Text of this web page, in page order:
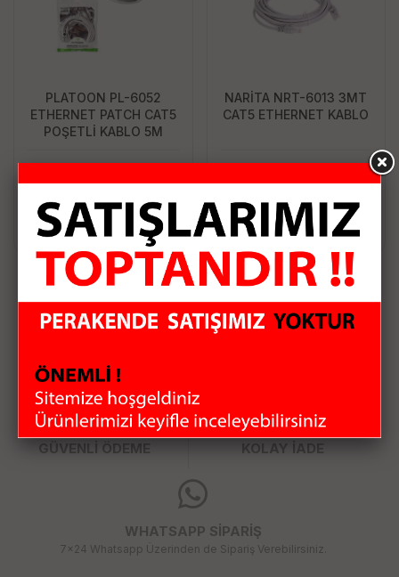
PLATOON PL-6052
ETHERNET PATCH CAT5
POŞETLİ KABLO 5M
47.75 TL
Sepete Ekle
NARİTA NRT-6013 3MT
CAT5 ETHERNET KABLO
47.75 TL
Sepete Ekle
HIZLI KARGO
GÜVENLİ ÖDEME KOLAY İADE
WHATSAPP SİPARİŞ
7x24 Whatsapp Üzerinden de Sipariş Verebilirsiniz.